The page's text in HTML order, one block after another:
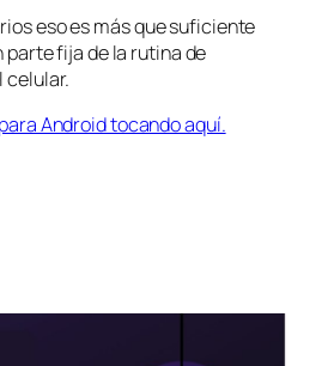
eso es más que suficiente
fija de la rutina de
celular.
Android tocando aquí.